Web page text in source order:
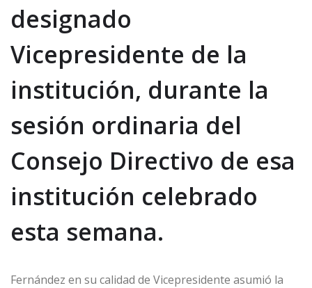
designado
Vicepresidente de la
institución, durante la
sesión ordinaria del
Consejo Directivo de esa
institución celebrado
esta semana.
Fernández en su calidad de Vicepresidente asumió la